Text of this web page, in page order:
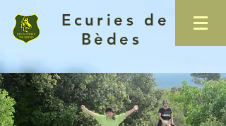
Ecuries de
Bèdes